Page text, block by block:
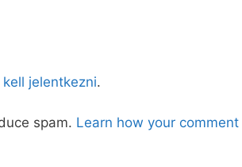
kell jelentkezni.
spam. Learn how your